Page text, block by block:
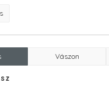
Vászon